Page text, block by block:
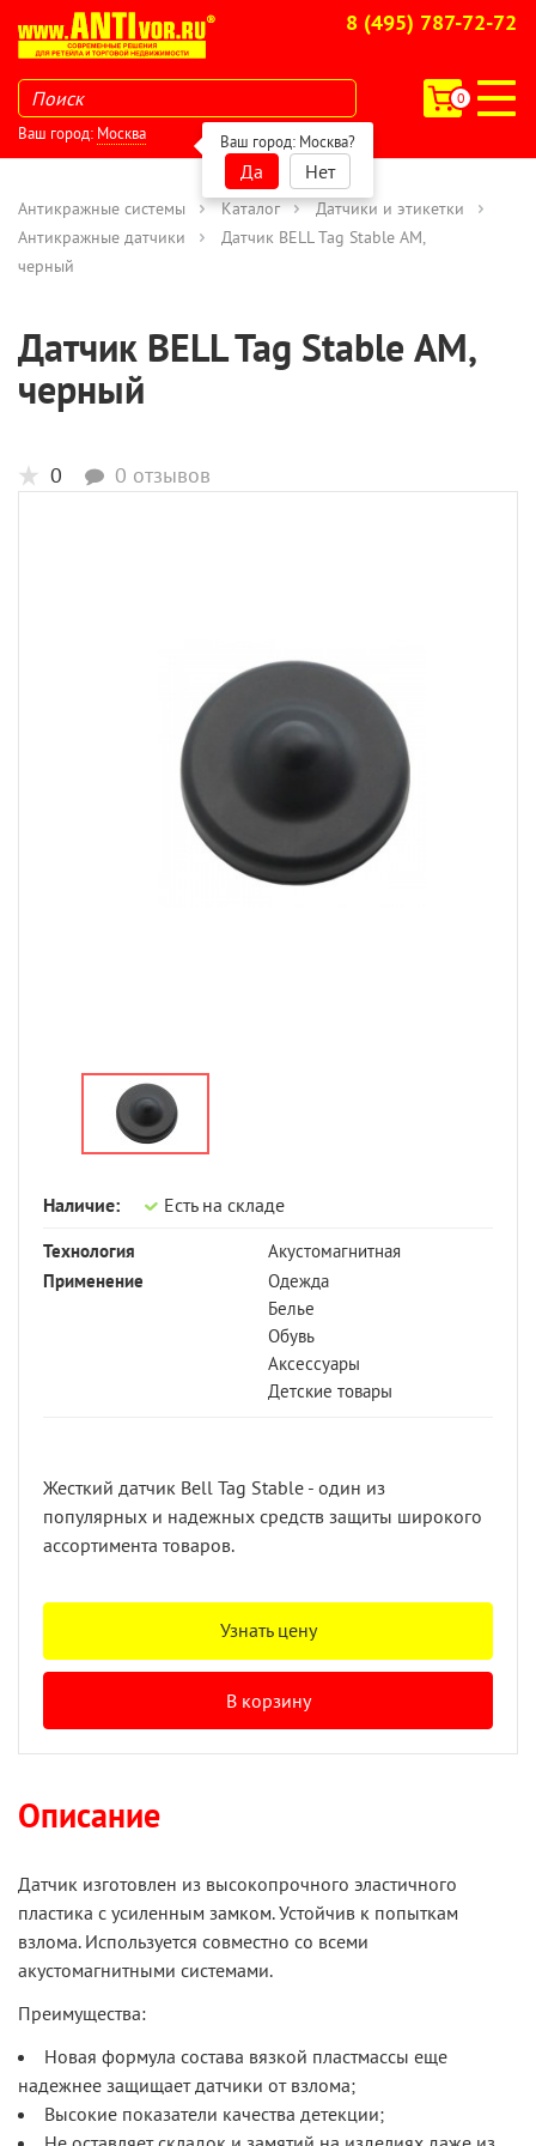
8 (495) 787-72-72
0
Ваш город: Москва Ваш город: Москва?
Да Нет
Антикражные системы Каталог
Датчики и этикетки
Антикражные датчики
Датчик BELL Tag Stable АМ,
черный
Датчик BELL Tag Stable АМ,
черный
0 0 отзывов
Наличие: Есть на складе
Технология
Акустомагнитная
Применение
Одежда
Белье
Обувь
Аксессуары
Детские товары
Жесткий датчик Bell Tag Stable - один из
популярных и надежных средств защиты широкого
ассортимента товаров.
Узнать цену
В корзину
Описание
Датчик изготовлен из высокопрочного эластичного
пластика с усиленным замком. Устойчив к попыткам
взлома. Используется совместно со всеми
акустомагнитными системами.
Преимущества:
Новая формула состава вязкой пластмассы еще
надежнее защищает датчики от взлома;
Высокие показатели качества детекции;